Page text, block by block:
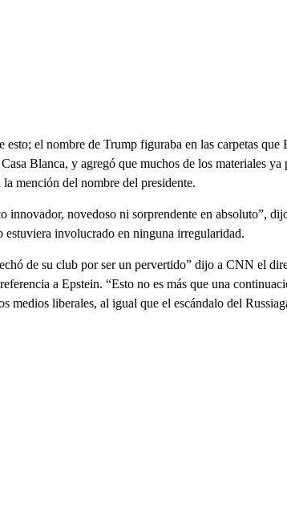
esto; el nombre de Trump figuraba en las carpetas
Blanca, y agregó que muchos de los materiales ya
mención del nombre del presidente.
innovador, novedoso ni sorprendente en absoluto”,
estuviera involucrado en ninguna irregularidad.
de su club por ser un pervertido” dijo a CNN el
a Epstein. “Esto no es más que una
medios liberales, al igual que el escándalo del